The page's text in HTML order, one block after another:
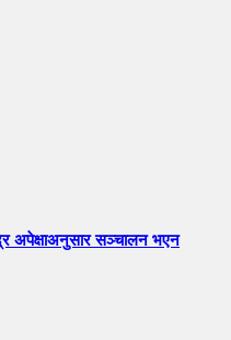
अपेक्षाअनुसार सञ्चालन भएन